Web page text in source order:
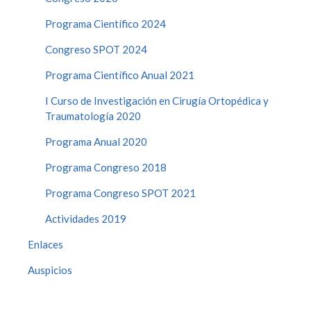
Programa Científico 2024
Congreso SPOT 2024
Programa Científico Anual 2021
I Curso de Investigación en Cirugía Ortopédica y
Traumatología 2020
Programa Anual 2020
Programa Congreso 2018
Programa Congreso SPOT 2021
Actividades 2019
Enlaces
Auspicios